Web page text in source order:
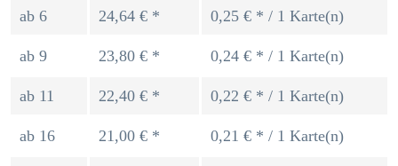
ab 6 24,64 € * 0,25 € * / 1 Karte(n)
ab 9 23,80 € * 0,24 € * / 1 Karte(n)
ab 11 22,40 € * 0,22 € * / 1 Karte(n)
ab 16 21,00 € * 0,21 € * / 1 Karte(n)